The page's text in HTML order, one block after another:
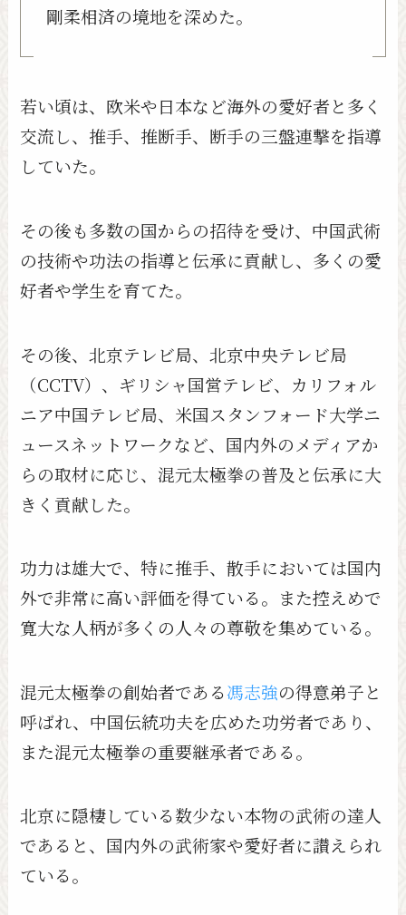
剛柔相済の境地を深めた。
若い頃は、欧米や日本など海外の愛好者と多く
交流し、推手、推断手、断手の三盤連撃を指導
していた。
その後も多数の国からの招待を受け、中国武術
の技術や功法の指導と伝承に貢献し、多くの愛
好者や学生を育てた。
その後、北京テレビ局、北京中央テレビ局
（CCTV）、ギリシャ国営テレビ、カリフォル
ニア中国テレビ局、米国スタンフォード大学ニ
ュースネットワークなど、国内外のメディアか
らの取材に応じ、混元太極拳の普及と伝承に大
きく貢献した。
功力は雄大で、特に推手、散手においては国内
外で非常に高い評価を得ている。また控えめで
寛大な人柄が多くの人々の尊敬を集めている。
混元太極拳の創始者である馮志強の得意弟子と
呼ばれ、中国伝統功夫を広めた功労者であり、
また混元太極拳の重要継承者である。
北京に隠棲している数少ない本物の武術の達人
であると、国内外の武術家や愛好者に讃えられ
ている。